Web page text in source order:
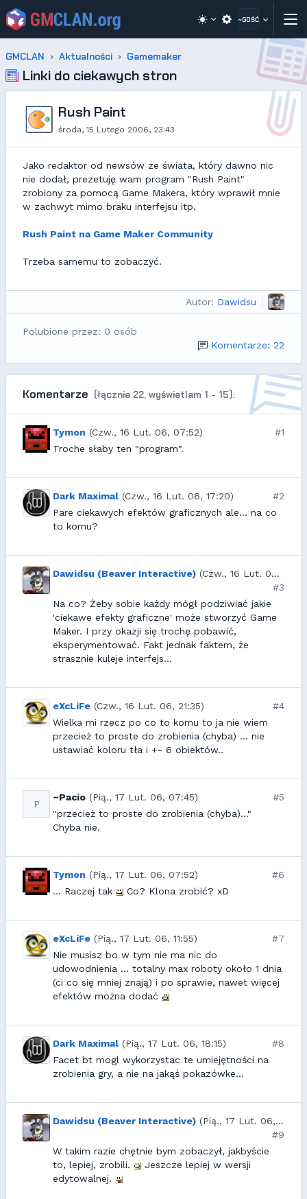
~GOŚĆ
GMCLAN Aktualności Gamemaker
Linki do ciekawych stron
Rush Paint
środa, 15 Lutego 2006, 23:43
Jako redaktor od newsów ze świata, który dawno nic
nie dodał, prezetuję wam program "Rush Paint"
zrobiony za pomocą Game Makera, który wprawił mnie
w zachwyt mimo braku interfejsu itp.
Rush Paint na Game Maker Community
Trzeba samemu to zobaczyć.
Autor: Dawidsu
Polubione przez: 0 osób
Komentarze: 22
Komentarze (łącznie 22, wyświetlam 1 - 15):
Tymon (Czw., 16 Lut. 06, 07:52)
#1
Troche słaby ten "program".
Dark Maximal (Czw., 16 Lut. 06, 17:20)
#2
Pare ciekawych efektów graficznych ale... na co
to komu?
Dawidsu (Beaver Interactive) (Czw., 16 Lut. 06, 20:27)
#3
Na co? Żeby sobie każdy mógł podziwiać jakie
'ciekawe efekty graficzne' może stworzyć Game
Maker. I przy okazji się trochę pobawić,
eksperymentować. Fakt jednak faktem, że
strasznie kuleje interfejs...
eXcLiFe (Czw., 16 Lut. 06, 21:35)
#4
Wielka mi rzecz po co to komu to ja nie wiem
przecież to proste do zrobienia (chyba) ... nie
ustawiać koloru tła i +- 6 obiektów..
P
~Pacio (Pią., 17 Lut. 06, 07:45)
#5
"przecież to proste do zrobienia (chyba)..."
Chyba nie.
Tymon (Pią., 17 Lut. 06, 07:52)
#6
... Raczej tak
Co? Klona zrobić? xD
eXcLiFe (Pią., 17 Lut. 06, 11:55)
#7
Nie musisz bo w tym nie ma nic do
udowodnienia ... totalny max roboty około 1 dnia
(ci co się mniej znają) i po sprawie, nawet więcej
efektów można dodać
Dark Maximal (Pią., 17 Lut. 06, 18:15)
#8
Facet bt mogl wykorzystac te umiejętności na
zrobienia gry, a nie na jakąś pokazówke...
Dawidsu (Beaver Interactive) (Pią., 17 Lut. 06, 18:37)
#9
W takim razie chętnie bym zobaczył, jakbyście
to, lepiej, zrobili.
Jeszcze lepiej w wersji
edytowalnej.